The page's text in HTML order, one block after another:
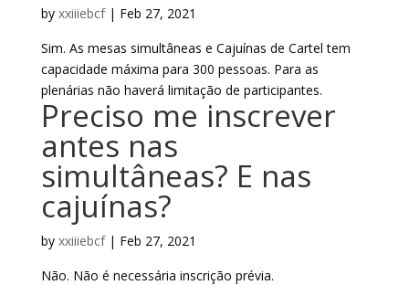
by xxiiiebcf| Feb 27, 2021
Sim. As mesas simultâneas e Cajuínas de Cartel tem
capacidade máxima para 300 pessoas. Para as
plenárias não haverá limitação de participantes.
Preciso me inscrever
antes nas
simultâneas? E nas
cajuínas?
by xxiiiebcf| Feb 27, 2021
Não. Não é necessária inscrição prévia.